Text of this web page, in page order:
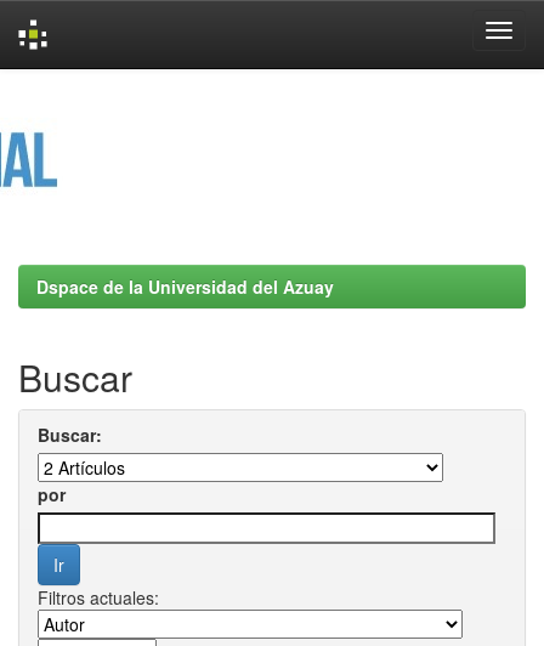
Dspace de la Universidad del Azuay
Buscar
Buscar:
por
Filtros actuales: